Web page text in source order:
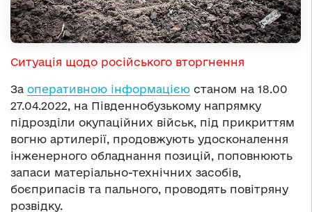
Ситуація щодо російського вторгнення
За оперативною інформацією станом на 18.00
27.04.2022, на Південнобузькому напрямку
підрозділи окупаційних військ, під прикриттям
вогню артилерії, продовжують удосконалення
інженерного обладнання позицій, поповнюють
запаси матеріально-технічних засобів,
боєприпасів та пального, проводять повітряну
розвідку.